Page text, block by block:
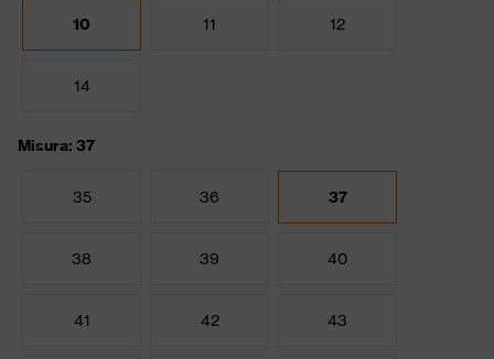
10 11 12
14
Misura: 37
35 36 37
38 39 40
41 42 43